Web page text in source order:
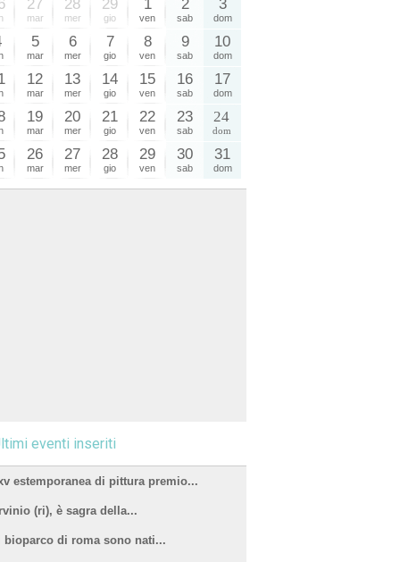
27
mar
28
mer
29
gio
1
ven
2
sab
3
dom
5
mar
6
mer
7
gio
8
ven
9
sab
10
dom
12
mar
13
mer
14
gio
15
ven
16
sab
17
dom
19
mar
20
mer
21
gio
22
ven
23
sab
24
dom
26
mar
27
mer
28
gio
29
ven
30
sab
31
dom
eventi inseriti
estemporanea di pittura premio...
(ri), è sagra della...
bioparco di roma sono nati...